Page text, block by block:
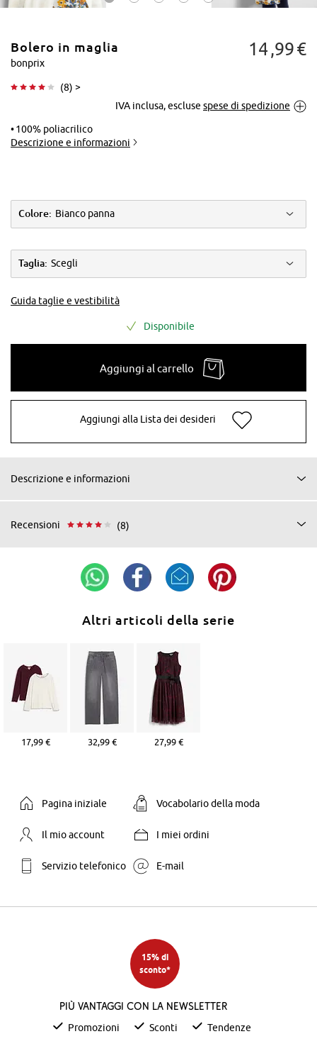
Tocca per
Bolero in maglia
bonprix
(8) >
14 99€
IVA inclusa, escluse spese di spedizione
100% poliacrilico
Descrizione e informazioni
Colore: Bianco panna
Taglia: Scegli
Guida taglie e vestibilità
Disponibile
Aggiungi al carrello
Aggiungi alla Lista dei desideri
Descrizione e informazioni
Recensioni (8)
Altri articoli della serie
17,99 € 32,99 € 27,99 €
Pagina iniziale Vocabolario della moda
Il mio account I miei ordini
Servizio telefonico E-mail
15% di
sconto*
Più vantaggi con la newsletter
Promozioni Sconti Tendenze